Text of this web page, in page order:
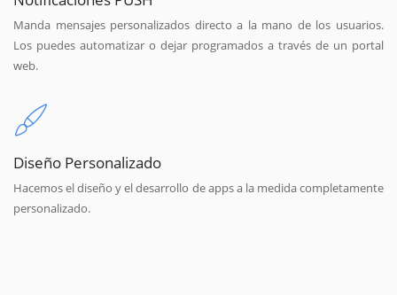
Manda mensajes personalizados directo a la mano de los usuarios.
Los puedes automatizar o dejar programados a través de un portal
web.
Diseño Personalizado
Hacemos el diseño y el desarrollo de apps a la medida completamente
personalizado.